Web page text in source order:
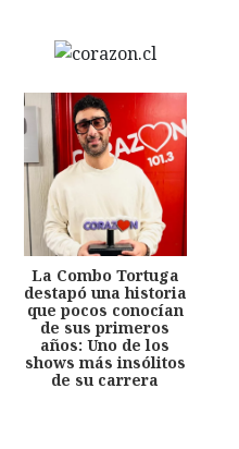
La Combo Tortuga
destapó una historia
que pocos conocían
de sus primeros
años: Uno de los
shows más insólitos
de su carrera